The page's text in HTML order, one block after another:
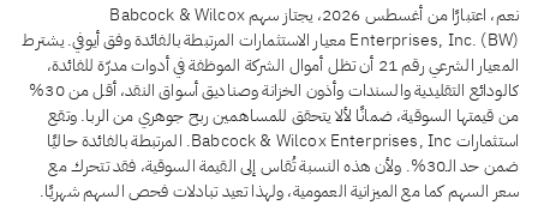
نعم، اعتبارًا من أغسطس 2026، يجتاز سهم Babcock & Wilcox
Enterprises, Inc. (BW) معيار الاستثمارات المرتبطة بالفائدة وفق أيوفي. يشترط
المعيار الشرعي رقم 21 أن تظل أموال الشركة الموظفة في أدوات مدرّة للفائدة،
كالودائع التقليدية والسندات وأذون الخزانة وصناديق أسواق النقد، أقل من 30%
من قيمتها السوقية، ضمانًا لألا يتحقق للمساهمين ربح جوهري من الربا. وتقع
استثمارات Babcock & Wilcox Enterprises, Inc. المرتبطة بالفائدة حاليًا
ضمن حد الـ30%. ولأن هذه النسبة تُقاس إلى القيمة السوقية، فقد تتحرك مع
سعر السهم كما مع الميزانية العمومية، ولهذا تعيد تبادلات فحص السهم شهريًا.